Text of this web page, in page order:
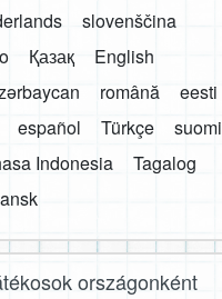
slovenščina
Қазақ
English
română
eesti
español Türkçe
suomi
Indonesia
Tagalog
országonként